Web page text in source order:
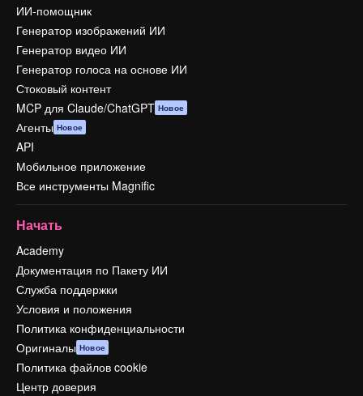
ИИ-помощник
Генератор изображений ИИ
Генератор видео ИИ
Генератор голоса на основе ИИ
Стоковый контент
MCP для Claude/ChatGPT Новое
Агенты Новое
API
Мобильное приложение
Все инструменты Magnific
Начать
Academy
Документация по Пакету ИИ
Служба поддержки
Условия и положения
Политика конфиденциальности
Оригиналы Новое
Политика файлов cookie
Центр доверия